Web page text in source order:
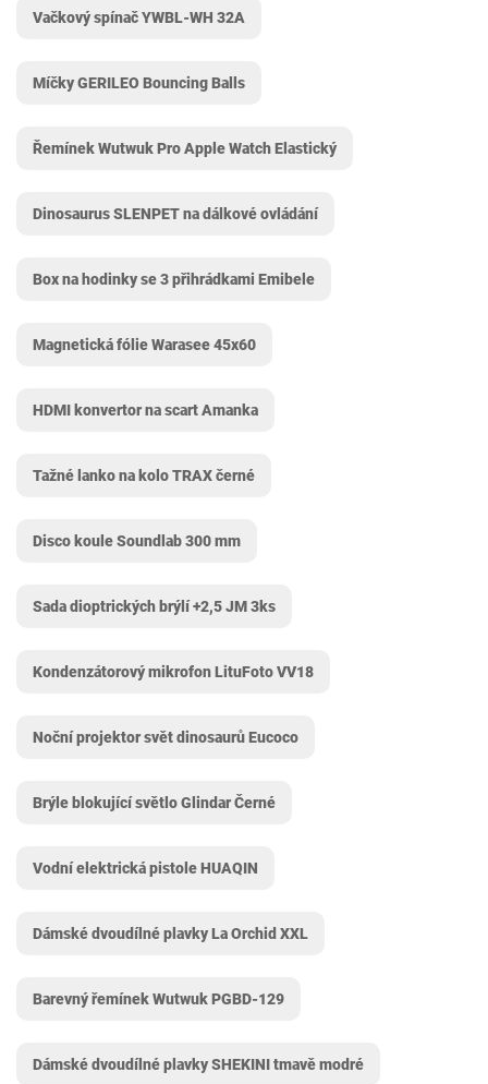
Vačkový spínač YWBL-WH 32A
Míčky GERILEO Bouncing Balls
Řemínek Wutwuk Pro Apple Watch Elastický
Dinosaurus SLENPET na dálkové ovládání
Box na hodinky se 3 přihrádkami Emibele
Magnetická fólie Warasee 45x60
HDMI konvertor na scart Amanka
Tažné lanko na kolo TRAX černé
Disco koule Soundlab 300 mm
Sada dioptrických brýlí +2,5 JM 3ks
Kondenzátorový mikrofon LituFoto VV18
Noční projektor svět dinosaurů Eucoco
Brýle blokující světlo Glindar Černé
Vodní elektrická pistole HUAQIN
Dámské dvoudílné plavky La Orchid XXL
Barevný řemínek Wutwuk PGBD-129
Dámské dvoudílné plavky SHEKINI tmavě modré